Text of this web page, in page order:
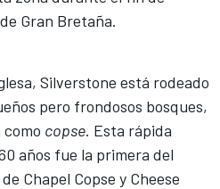
Gran Bretaña.
Silverstone está rodeado
pero frondosos bosques,
copse. Esta rápida
años fue la primera del
Chapel Copse y Cheese